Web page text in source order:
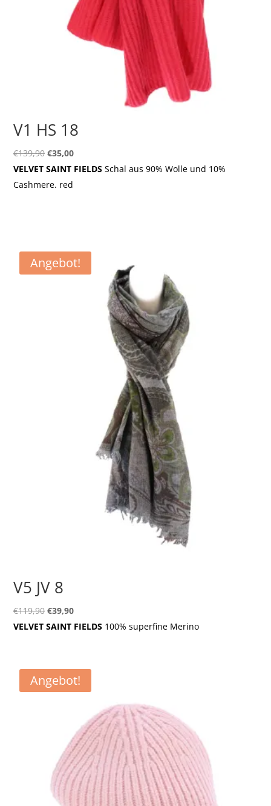
V1 HS 18
€139,90 Ursprünglicher
Preis
war:
€35,00Aktueller
Preis
VELVET SAINT FIELDS Schal aus 90% Wolle und 10%
Cashmere. red
Angebot!
V5 JV 8
€119,90 Ursprünglicher
Preis
€39,90Aktueller
Preis
VELVET SAINT FIELDS 100% superfine Merino
Angebot!